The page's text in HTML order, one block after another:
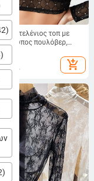
δαντελένιος τοπ με
τύπος πουλόβερ,
μήκος, ψηλός γιακά
add_shopping_cart